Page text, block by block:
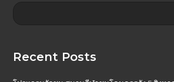
Recent Posts